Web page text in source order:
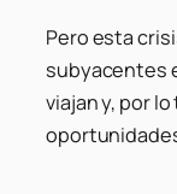
Pero esta
subyacentes
viajan y, por